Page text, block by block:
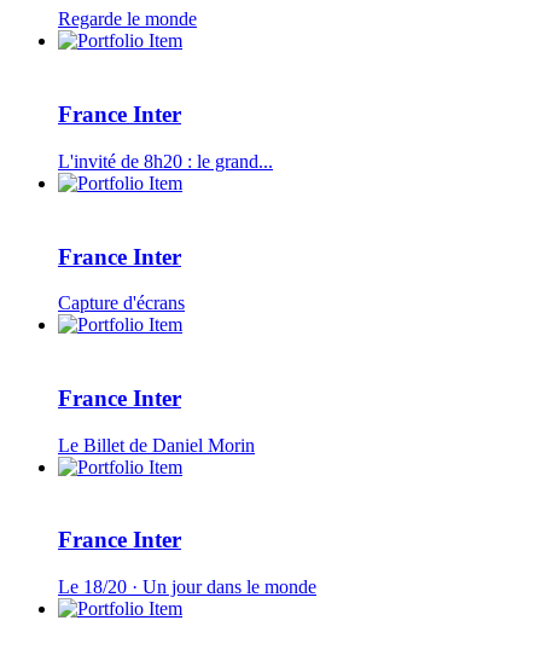
Regarde le monde
France Inter
L'invité de 8h20 : le grand...
France Inter
Capture d'écrans
France Inter
Le Billet de Daniel Morin
France Inter
Le 18/20 · Un jour dans le monde